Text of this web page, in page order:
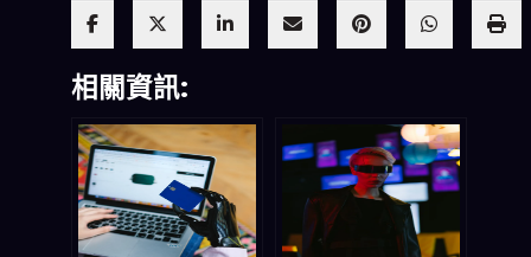
相關資訊: